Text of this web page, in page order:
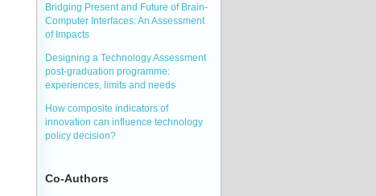
Bridging Present and Future of Brain-
Computer Interfaces: An Assessment
of Impacts
Designing a Technology Assessment
post-graduation programme:
experiences, limits and needs
How composite indicators of
innovation can influence technology
policy decision?
Co-Authors